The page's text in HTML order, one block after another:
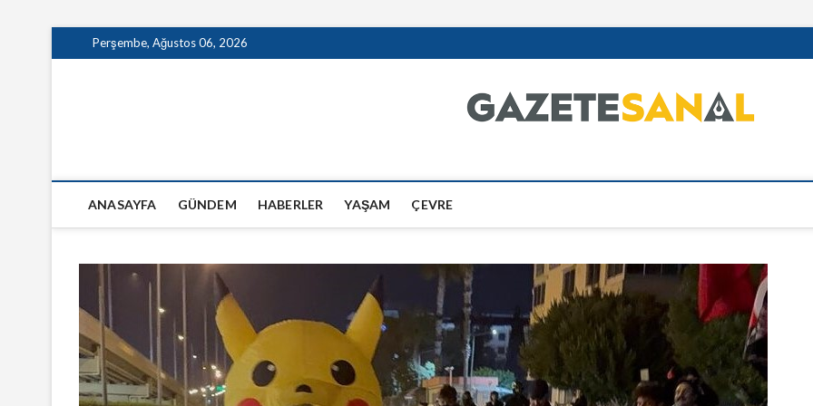
to
Perşembe, Ağustos 06, 2026
ANASAYFA GÜNDEM HABERLER YAŞAM ÇEVRE